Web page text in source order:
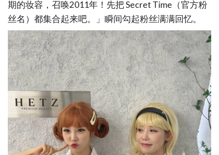
期的妆容，召唤2011年！先把 Secret Time（官方粉
丝名）都集合起来吧。」瞬间勾起粉丝满满回忆。